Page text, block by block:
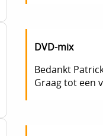
DVD-mix
Bedankt
Graag tot een